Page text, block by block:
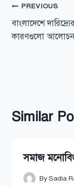
Post
navigation
PREVIOUS
বাংলাদেশে
কারণগুলো
Similar
সমাজ
BySadia